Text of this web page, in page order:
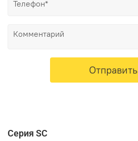
Отправить
Серия SC